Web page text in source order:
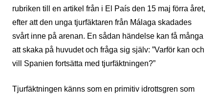
rubriken till en artikel från i El País den 15 maj förra året,
efter att den unga tjurfäktaren från Málaga skadades
svårt inne på arenan. En sådan händelse kan få många
att skaka på huvudet och fråga sig själv: ”Varför kan och
vill Spanien fortsätta med tjurfäktningen?”
Tjurfäktningen känns som en primitiv idrottsgren som